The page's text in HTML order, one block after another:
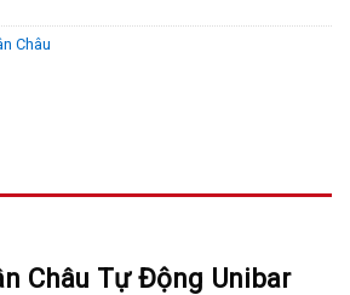
Châu
Châu Tự Động Unibar